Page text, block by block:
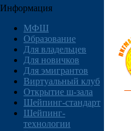
Информация
МФШ
Образование
Для владельцев
Для новичков
Для эмигрантов
Виртуальный клуб
Открытие ш-зала
Шейпинг-стандарт
Шейпинг-
технологии